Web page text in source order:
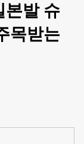
본발 슈
목받는